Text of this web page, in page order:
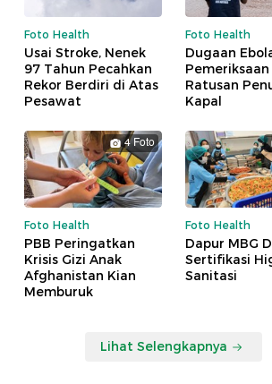
Foto Health
Usai Stroke, Nenek
97 Tahun Pecahkan
Rekor Berdiri di Atas
Pesawat
Foto Health
Dugaan
Pemeriksaan
Ratusan
Kapal
4 Foto
Foto Health
PBB Peringatkan
Krisis Gizi Anak
Afghanistan Kian
Memburuk
Foto Health
Dapur MBG
Sertifikasi
Sanitasi
Lihat Selengkapnya